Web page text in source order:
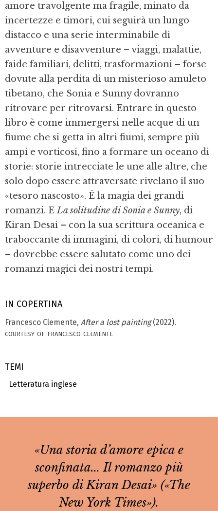
IN COPERTINA
Francesco Clemente, After a lost painting(2022).
courtesy of francesco clemente
TEMI
Letteratura inglese
amore travolgente ma fragile, minato da
incertezze e timori, cui seguirà un lungo
distacco e una serie interminabile di
avventure e disavventure – viaggi, malattie,
faide familiari, delitti, trasformazioni – forse
dovute alla perdita di un misterioso amuleto
tibetano, che Sonia e Sunny dovranno
ritrovare per ritrovarsi. Entrare in questo
libro è come immergersi nelle acque di un
fiume che si getta in altri fiumi, sempre più
ampi e vorticosi, fino a formare un oceano di
storie: storie intrecciate le une alle altre, che
solo dopo essere attraversate rivelano il suo
«tesoro nascosto». È la magia dei grandi
romanzi. ELa solitudine di Sonia e Sunny, di
Kiran Desai – con la sua scrittura oceanica e
traboccante di immagini, di colori, di humour
– dovrebbe essere salutato come uno dei
romanzi magici dei nostri tempi.
«Una storia d’amore epica e
sconfinata... Il romanzo più
superbo di Kiran Desai» («The
New York Times»).